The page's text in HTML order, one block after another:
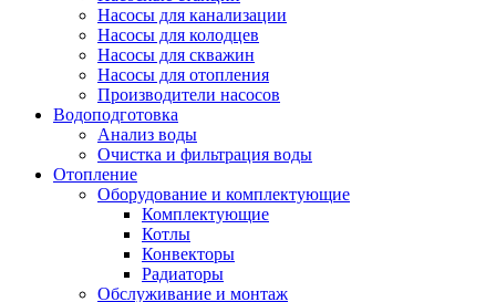
Насосы для канализации
Насосы для колодцев
Насосы для скважин
Насосы для отопления
Производители насосов
Водоподготовка
Анализ воды
Очистка и фильтрация воды
Отопление
Оборудование и комплектующие
Комплектующие
Котлы
Конвекторы
Радиаторы
Обслуживание и монтаж